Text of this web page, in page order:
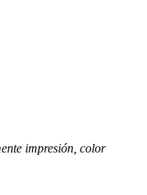
impresión, color